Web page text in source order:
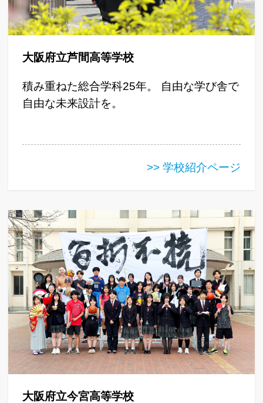
大阪府立芦間高等学校
積み重ねた総合学科25年。 自由な学び舎で
自由な未来設計を。
>> 学校紹介ページ
大阪府立今宮高等学校